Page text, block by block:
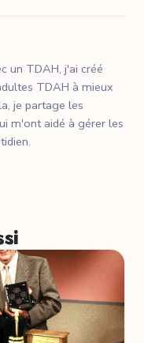
un TDAH, j'ai créé
TDAH à mieux
je partage les
m'ont aidé à gérer les